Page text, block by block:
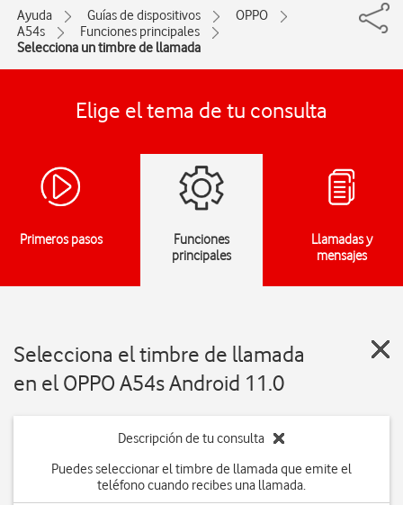
Ayuda Guías de dispositivos
OPPO
A54s
Funciones principales
Selecciona un timbre de llamada
Elige el tema de tu consulta
Primeros pasos
Funciones
principales
Llamadas y
mensajes
Selecciona el timbre de llamada
en el OPPO A54s Android 11.0
Descripción de tu consulta
Puedes seleccionar el timbre de llamada que emite el
teléfono cuando recibes una llamada.